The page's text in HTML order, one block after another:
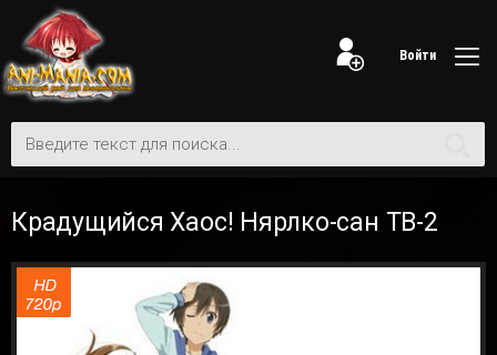
Войти
Крадущийся Хаос! Нярлко-сан ТВ-2